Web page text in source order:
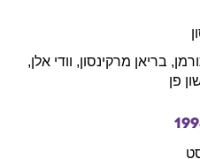
, בריאן מרקינסון, וודי אלן,
פן